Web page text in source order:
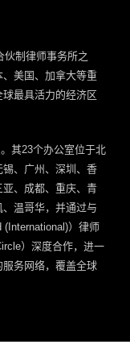
伙制律师事务所之
美国、加拿大等重
最具活力的经济区
其23个办公室位于北
、广州、深圳、香
、成都、重庆、青
温哥华，并通过与
(International)）律师
）深度合作，进一
务网络，覆盖全球